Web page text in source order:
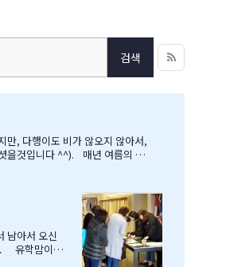
검색
매년 여름의 B
남아서 오신
. 유학맘이야
핑(코쉽해